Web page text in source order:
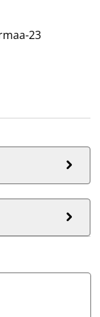
23

